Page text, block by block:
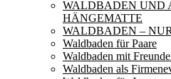
WALDBADEN UND
HÄNGEMATTE
WALDBADEN –
Waldbaden für Paare
Waldbaden mit
Waldbaden als